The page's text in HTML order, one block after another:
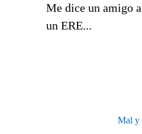
Me dice un amigo
un ERE...
Mal y